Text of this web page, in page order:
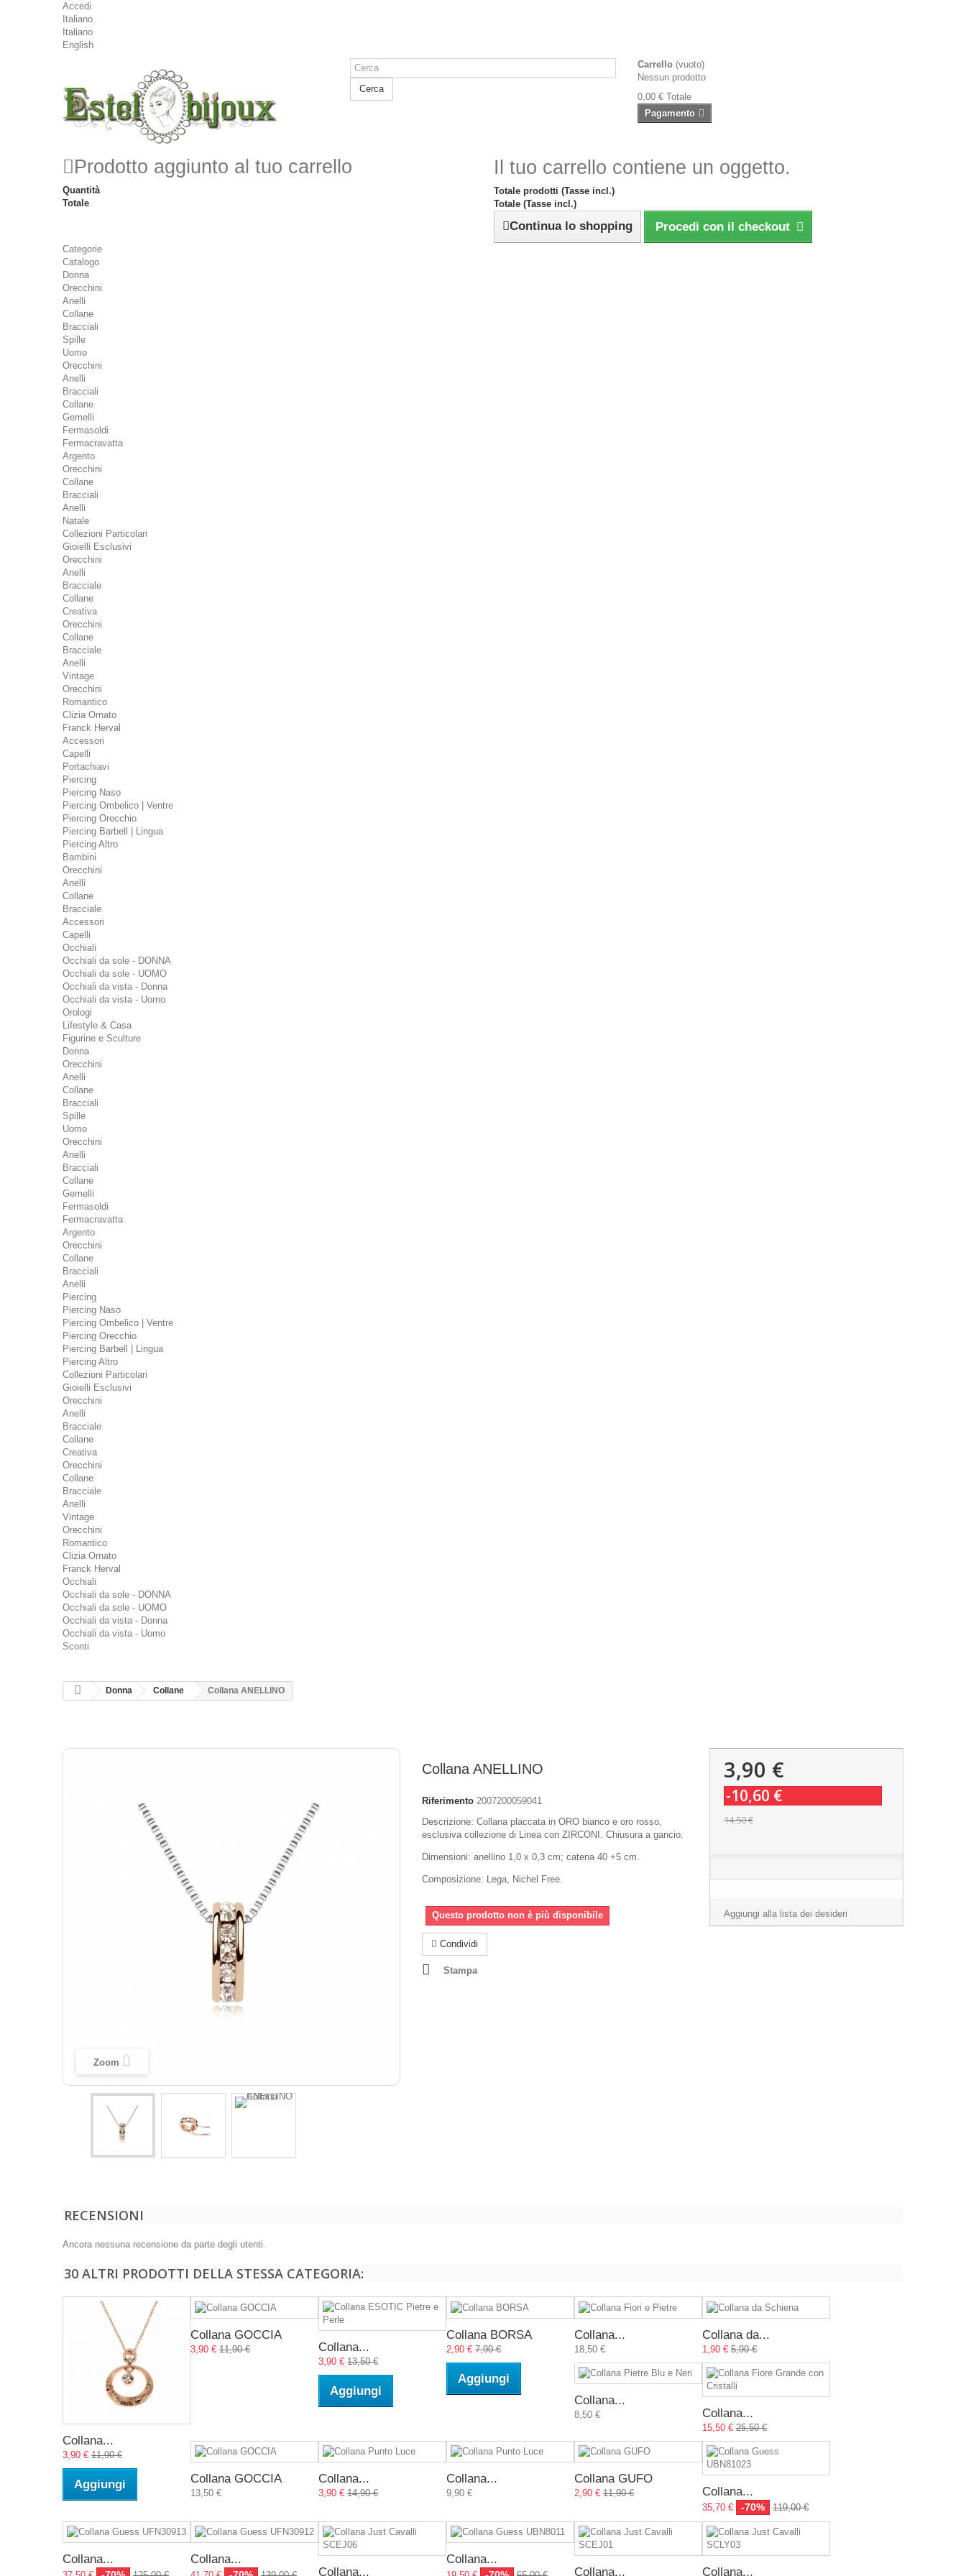
Accedi
Italiano
Italiano
English
Cerca
Carrello (vuoto)
Nessun prodotto
0,00 € Totale
Pagamento
Prodotto aggiunto al tuo carrello
Quantità
Totale
Il tuo carrello contiene un oggetto.
Totale prodotti (Tasse incl.)
Totale (Tasse incl.)
Continua lo shopping Procedi con il checkout
Categorie
Catalogo
Donna
Orecchini
Anelli
Collane
Bracciali
Spille
Uomo
Orecchini
Anelli
Bracciali
Collane
Gemelli
Fermasoldi
Fermacravatta
Argento
Orecchini
Collane
Bracciali
Anelli
Natale
Collezioni Particolari
Gioielli Esclusivi
Orecchini
Anelli
Bracciale
Collane
Creativa
Orecchini
Collane
Bracciale
Anelli
Vintage
Orecchini
Romantico
Clizia Ornato
Franck Herval
Accessori
Capelli
Portachiavi
Piercing
Piercing Naso
Piercing Ombelico | Ventre
Piercing Orecchio
Piercing Barbell | Lingua
Piercing Altro
Bambini
Orecchini
Anelli
Collane
Bracciale
Accessori
Capelli
Occhiali
Occhiali da sole - DONNA
Occhiali da sole - UOMO
Occhiali da vista - Donna
Occhiali da vista - Uomo
Orologi
Lifestyle & Casa
Figurine e Sculture
Donna
Orecchini
Anelli
Collane
Bracciali
Spille
Uomo
Orecchini
Anelli
Bracciali
Collane
Gemelli
Fermasoldi
Fermacravatta
Argento
Orecchini
Collane
Bracciali
Anelli
Piercing
Piercing Naso
Piercing Ombelico | Ventre
Piercing Orecchio
Piercing Barbell | Lingua
Piercing Altro
Collezioni Particolari
Gioielli Esclusivi
Orecchini
Anelli
Bracciale
Collane
Creativa
Orecchini
Collane
Bracciale
Anelli
Vintage
Orecchini
Romantico
Clizia Ornato
Franck Herval
Occhiali
Occhiali da sole - DONNA
Occhiali da sole - UOMO
Occhiali da vista - Donna
Occhiali da vista - Uomo
Sconti
Donna Collane Collana ANELLINO
Zoom
Collana ANELLINO
Riferimento 2007200059041
Descrizione: Collana placcata in ORO bianco e oro rosso,
esclusiva collezione di Linea con ZIRCONI. Chiusura a gancio.
Dimensioni: anellino 1,0 x 0,3 cm; catena 40 +5 cm.
Composizione: Lega, Nichel Free.
Questo prodotto non è più disponibile
Condividi
Stampa
3,90 €
-10,60 €
14,50 €
Aggiungi alla lista dei desideri
RECENSIONI
Ancora nessuna recensione da parte degli utenti.
30 ALTRI PRODOTTI DELLA STESSA CATEGORIA:
Collana...
3,90 € 11,90 €
Aggiungi
Collana GOCCIA
3,90 € 11,90 € Collana...
3,90 € 13,50 €
Aggiungi
Collana BORSA
2,90 € 7,90 €
Aggiungi
Collana...
18,50 €
Collana da...
1,90 € 5,90 €
Collana...
8,50 € Collana...
15,50 € 25,50 €
Collana GOCCIA
13,50 €
Collana...
3,90 € 14,90 €
Collana...
9,90 €
Collana GUFO
2,90 € 11,90 € Collana...
35,70 € -70% 119,00 €
Collana... Collana...
Collana...
Collana...
Collana... Collana...